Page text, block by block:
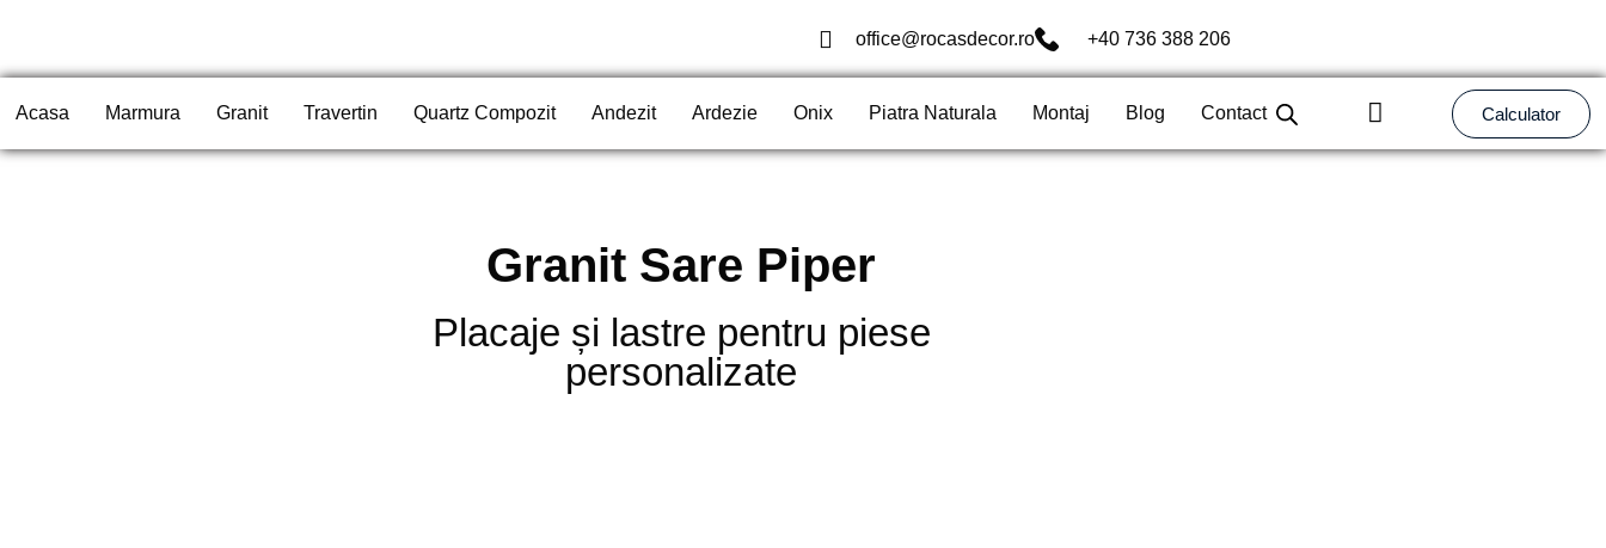
office@rocasdecor.ro +40 736 388 206
Acasa Marmura Granit Travertin Quartz Compozit Andezit Ardezie Onix Piatra Naturala Montaj Blog Contact Calculator
Granit Sare Piper
Placaje și lastre pentru piese
personalizate